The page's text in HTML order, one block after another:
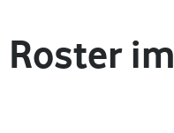
Roster im